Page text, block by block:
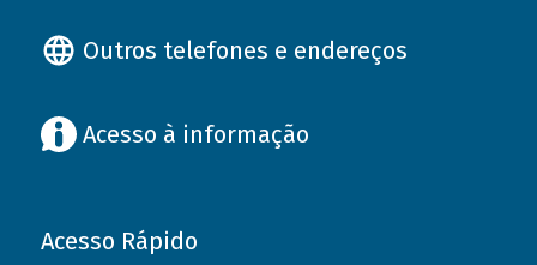
Outros telefones e endereços
Acesso à informação
Acesso Rápido